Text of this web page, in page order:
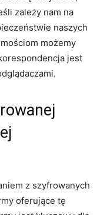
zależy nam na
naszych
możemy
jest
z szyfrowanych
oferujące tę